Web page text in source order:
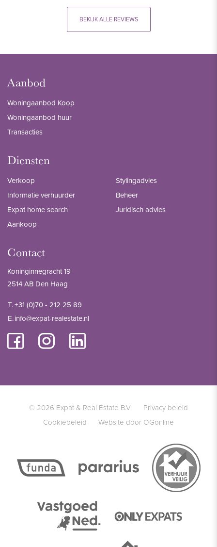
BEKIJK ALLE REVIEWS
Aanbod
Woningaanbod Koop
Woningaanbod huur
Transacties
Diensten
Verkoop
Informatie verhuurder
Expat home search
Aankoop
Stylingadvies
Beheer
Juridisch advies
Contact
Koninginnegracht 19
2514 AB Den Haag
T.+31 (0)70 - 212 25 89
E.info@expat-realestate.nl
© 2026 Expat & Real Estate B.V.
Privacy beleid
Cookiebeleid
Website door OGonline